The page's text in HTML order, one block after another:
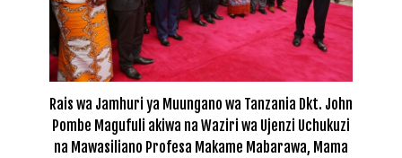
Rais wa Jamhuri ya Muungano wa Tanzania Dkt. John
Pombe Magufuli akiwa na Waziri wa Ujenzi Uchukuzi
na Mawasiliano Profesa Makame Mabarawa, Mama